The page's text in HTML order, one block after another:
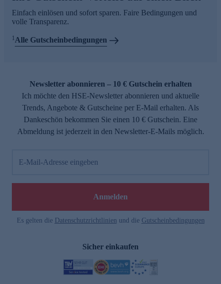
Einfach einlösen und sofort sparen. Faire Bedingungen und
volle Transparenz.
1Alle Gutscheinbedingungen
Newsletter abonnieren – 10 € Gutschein erhalten
Ich möchte den HSE-Newsletter abonnieren und aktuelle
Trends, Angebote & Gutscheine per E-Mail erhalten. Als
Dankeschön bekommen Sie einen 10 € Gutschein. Eine
Abmeldung ist jederzeit in den Newsletter-E-Mails möglich.
E-Mail-Adresse eingeben
Anmelden
Es gelten die Datenschutzrichtlinien und die Gutscheinbedingungen
Sicher einkaufen